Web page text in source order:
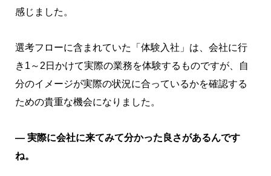
感じました。
選考フローに含まれていた「体験入社」は、会社に行
き1～2日かけて実際の業務を体験するものですが、自
分のイメージが実際の状況に合っているかを確認する
ための貴重な機会になりました。
― 実際に会社に来てみて分かった良さがあるんです
ね。